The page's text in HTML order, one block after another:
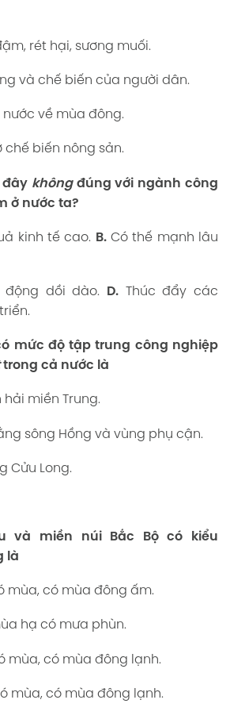
rét hại, sương muối.
và chế biến của người dân.
về mùa đông.
chế biến nông sản.
đây khôngđúng với ngành công
ở nước ta?
kinh tế cao. B.Có thế mạnh lâu
động dồi dào. D. Thúc đẩy các
mức độ tập trung công nghiệp
trong cả nước là
miền Trung.
sông Hồng và vùng phụ cận.
Cửu Long.
và miền núiBắc Bộcó kiểu
là
mùa, có mùa đông ấm.
hạ có mưa phùn.
mùa, có mùa đông lạnh.
mùa, có mùa đông lạnh.